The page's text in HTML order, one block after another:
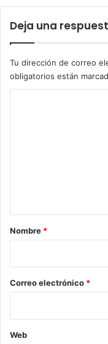
Deja una
Tu dirección de correo
obligatorios están
r
*
Nombre *
Correo electrónico *
Web